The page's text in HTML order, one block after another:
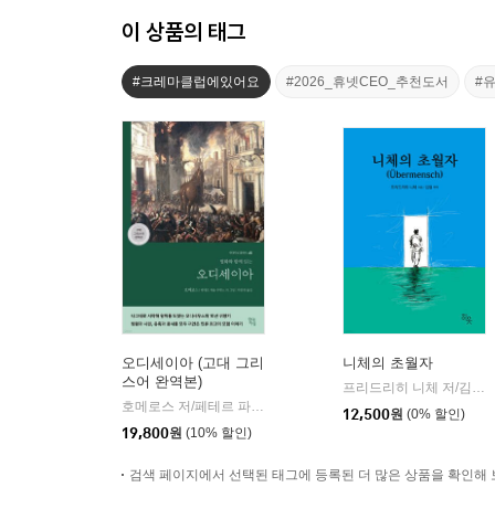
이 상품의 태그
#크레마클럽에있어요 #2026_휴넷CEO_추천도서 #
오디세이아 (고대 그리
스어 완역본)
| 현대지성
19,800원 (10% 할인)
니체의 초월자
12,500원 (0% 할인)
검색 페이지에서 선택된 태그에 등록된 더 많은 상품을 확인해